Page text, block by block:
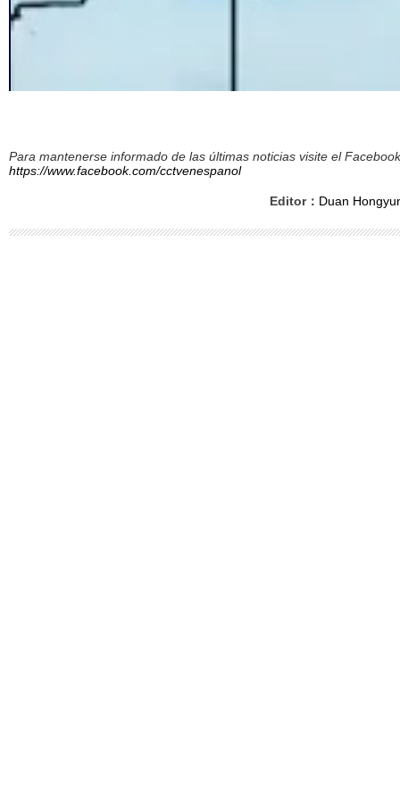
Para mantenerse informado de las últimas noticias visite el
https://www.facebook.com/cctvenespanol
Editor： Duan